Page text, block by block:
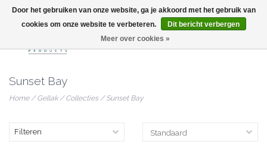
info@nailitproducts.com
Sunset Bay
Home/Gellak/Collecties/Sunset Bay
Filteren
Door het gebruiken van onze website, ga je akkoord met het gebruik van
cookies om onze website te verbeteren.
Dit bericht verbergen
Meer over cookies »